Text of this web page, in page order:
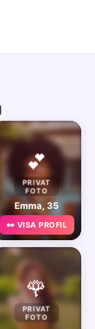
💕
PRIVAT
FOTO
Emma, 35
👀 VISA PROFIL
🌹
PRIVAT
FOTO